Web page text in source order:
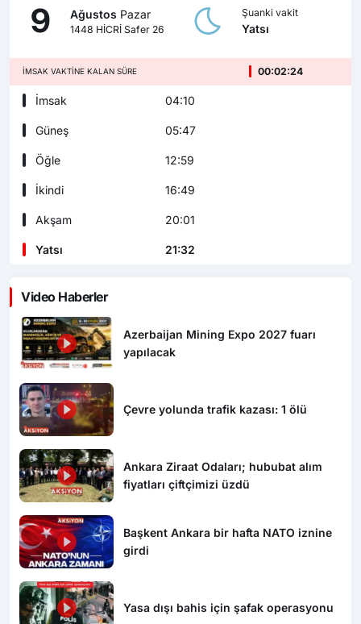
9 Ağustos Pazar
1448 HİCRİ Safer 26
Şuanki vakit
Yatsı
İMSAK VAKTINE KALAN SÜRE 00:02:23
İmsak 04:10
Güneş 05:47
Öğle 12:59
İkindi 16:49
Akşam 20:01
Yatsı 21:32
Video Haberler
Azerbaijan Mining Expo 2027 fuarı
yapılacak
Çevre yolunda trafik kazası: 1 ölü
Ankara Ziraat Odaları; hububat alım
fiyatları çiftçimizi üzdü
Başkent Ankara bir hafta NATO iznine
girdi
Yasa dışı bahis için şafak operasyonu